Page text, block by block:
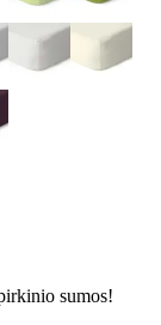
sumos!